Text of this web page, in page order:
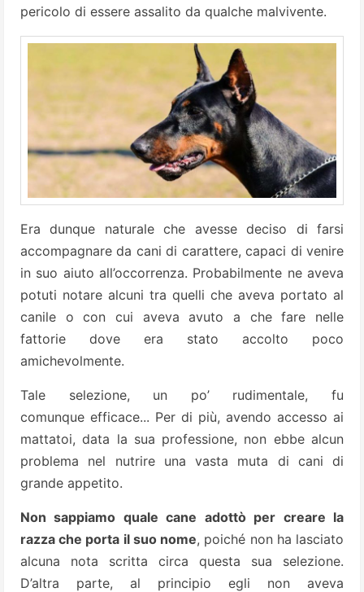
pericolo di essere assalito da qualche malvivente.
Era dunque naturale che avesse deciso di farsi
accompagnare da cani di carattere, capaci di venire
in suo aiuto all’occorrenza. Probabilmente ne aveva
potuti notare alcuni tra quelli che aveva portato al
canile o con cui aveva avuto a che fare nelle
fattorie dove era stato accolto poco
amichevolmente.
Tale selezione, un po’ rudimentale, fu
comunque efficace... Per di più, avendo accesso ai
mattatoi, data la sua professione, non ebbe alcun
problema nel nutrire una vasta muta di cani di
grande appetito.
Non sappiamo quale cane adottò per creare la
razza che porta il suo nome, poiché non ha lasciato
alcuna nota scritta circa questa sua selezione.
D’altra parte, al principio egli non aveva